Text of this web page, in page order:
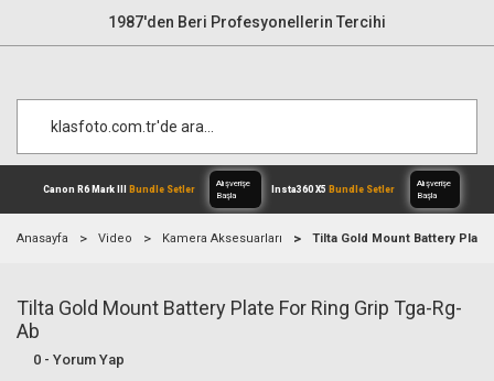
1987'den Beri Profesyonellerin Tercihi
Canon R6 Mark IIIBundle Setler
Alışverişe
Anasayfa Video Kamera Aksesuarları Tilta Gold Mount Battery Plate
Tilta Gold Mount Battery Plate For Ring Grip Tga-Rg-
Ab
0 - Yorum Yap